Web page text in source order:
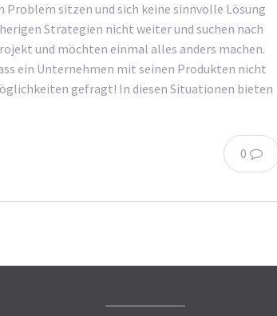
Problem sitzen und sich keine sinnvolle Lösung
Strategien nicht weiter und suchen nach
und möchten einmal alles anders machen.
ein Unternehmen mit seinen Produkten nicht
gefragt! In diesen Situationen bieten
0